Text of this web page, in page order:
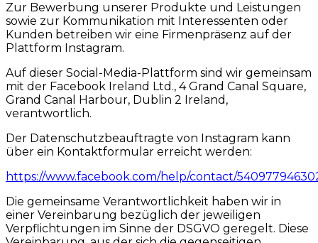
Zur Bewerbung unserer Produkte und Leistungen
sowie zur Kommunikation mit Interessenten oder
Kunden betreiben wir eine Firmenpräsenz auf der
Plattform Instagram.
Auf dieser Social-Media-Plattform sind wir gemeinsam
mit der Facebook Ireland Ltd., 4 Grand Canal Square,
Grand Canal Harbour, Dublin 2 Ireland,
verantwortlich.
Der Datenschutzbeauftragte von Instagram kann
über ein Kontaktformular erreicht werden:
https://www.facebook.com/help/contact/
Die gemeinsame Verantwortlichkeit haben wir in
einer Vereinbarung bezüglich der jeweiligen
Verpflichtungen im Sinne der DSGVO geregelt. Diese